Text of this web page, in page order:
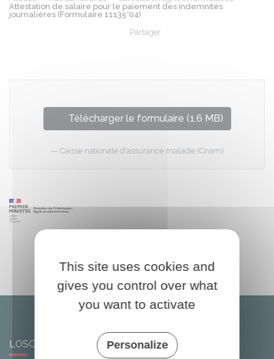
Attestation de salaire pour le paiement des indemnités
journalières (Formulaire 11135*04)
Partager
Télécharger le formulaire (1.6 MB)
Caisse nationale d'assurance maladie (Cnam)
LOSCOUËT-SUR-MEU
This site uses cookies and
gives you control over what
you want to activate
Personalize